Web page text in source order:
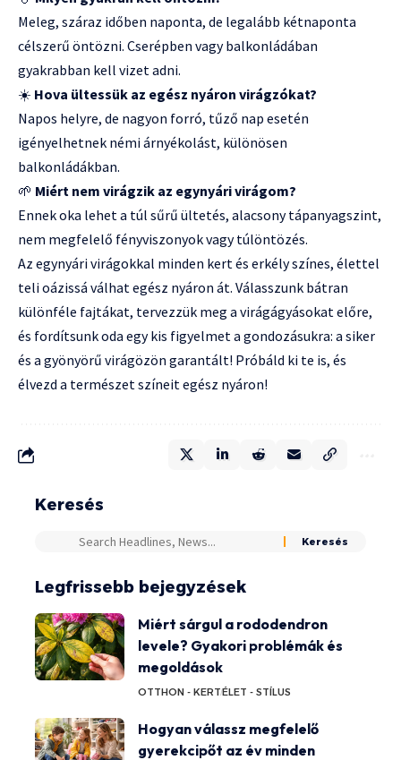
Meleg, száraz időben naponta, de legalább kétnaponta
célszerű öntözni. Cserépben vagy balkonládában
gyakrabban kell vizet adni.
☀️ Hova ültessük az egész nyáron virágzókat?
Napos helyre, de nagyon forró, tűző nap esetén
igényelhetnek némi árnyékolást, különösen
balkonládákban.
🌱 Miért nem virágzik az egynyári virágom?
Ennek oka lehet a túl sűrű ültetés, alacsony tápanyagszint,
nem megfelelő fényviszonyok vagy túlöntözés.
Az egynyári virágokkal minden kert és erkély színes, élettel
teli oázissá válhat egész nyáron át. Válasszunk bátran
különféle fajtákat, tervezzük meg a virágágyásokat előre,
és fordítsunk oda egy kis figyelmet a gondozásukra: a siker
és a gyönyörű virágözön garantált! Próbáld ki te is, és
élvezd a természet színeit egész nyáron!
Keresés
Legfrissebb bejegyzések
Miért sárgul a rododendron
levele? Gyakori problémák és
megoldások
OTTHON - KERTÉLET - STÍLUS
Hogyan válassz megfelelő
gyerekcipőt az év minden